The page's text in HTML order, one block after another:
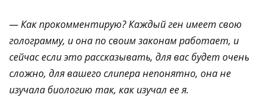
— Как прокомментирую? Каждый ген имеет свою
голограмму, и она по своим законам работает, и
сейчас если это рассказывать, для вас будет очень
сложно, для вашего слипера непонятно, она не
изучала биологию так, как изучал ее я.